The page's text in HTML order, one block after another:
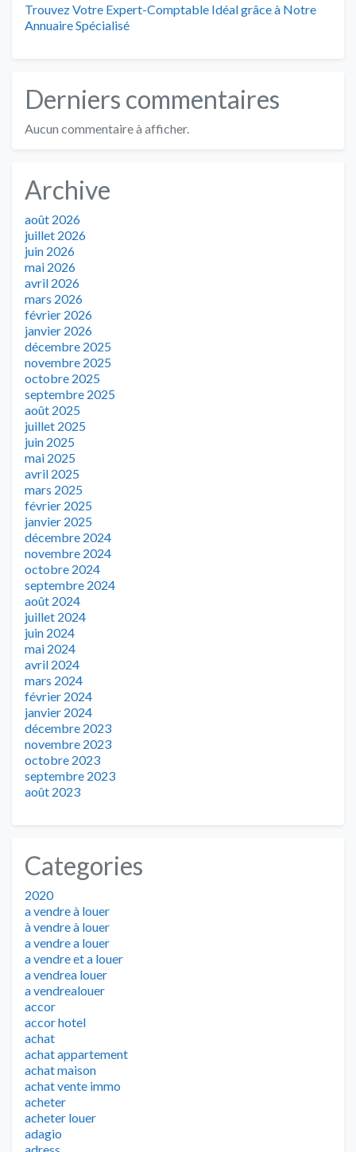
Trouvez Votre Expert-Comptable Idéal grâce à Notre
Annuaire Spécialisé
Derniers commentaires
Aucun commentaire à afficher.
Archive
août 2026
juillet 2026
juin 2026
mai 2026
avril 2026
mars 2026
février 2026
janvier 2026
décembre 2025
novembre 2025
octobre 2025
septembre 2025
août 2025
juillet 2025
juin 2025
mai 2025
avril 2025
mars 2025
février 2025
janvier 2025
décembre 2024
novembre 2024
octobre 2024
septembre 2024
août 2024
juillet 2024
juin 2024
mai 2024
avril 2024
mars 2024
février 2024
janvier 2024
décembre 2023
novembre 2023
octobre 2023
septembre 2023
août 2023
Categories
2020
a vendre à louer
à vendre à louer
a vendre a louer
a vendre et a louer
a vendrea louer
a vendrealouer
accor
accor hotel
achat
achat appartement
achat maison
achat vente immo
acheter
acheter louer
adagio